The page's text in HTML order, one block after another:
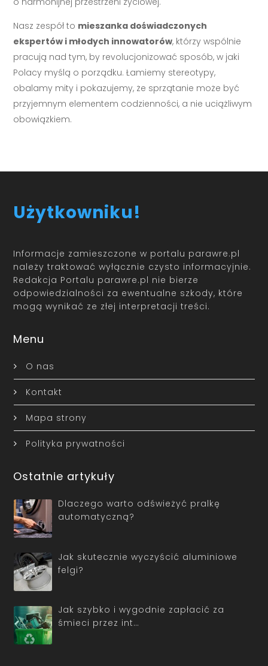
Nasz zespół to mieszanka doświadczonych
ekspertów i młodych innowatorów, którzy wspólnie
pracują nad tym, by revolucjonizować sposób, w jaki
Polacy myślą o porządku. Łamiemy stereotypy,
obalamy mity i pokazujemy, że sprzątanie może być
przyjemnym elementem codzienności, a nie uciążliwym
obowiązkiem.
Użytkowniku!
Informacje zamieszczone w portalu parawre.pl
należy traktować wyłącznie czysto informacyjnie.
Redakcja Portalu parawre.pl nie bierze
odpowiedzialności za ewentualne szkody, które
mogą wynikać ze złej interpretacji treści.
Menu
O nas
Kontakt
Mapa strony
Polityka prywatności
Ostatnie artykuły
Dlaczego warto odświeżyć pralkę
automatyczną?
Jak skutecznie wyczyścić aluminiowe
felgi?
Jak szybko i wygodnie zapłacić za
śmieci przez int…